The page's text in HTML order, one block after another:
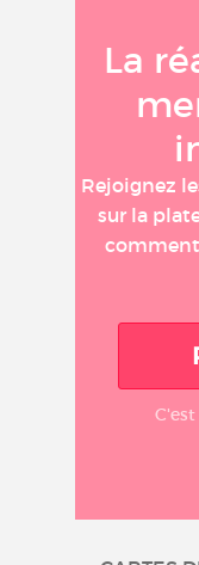
La
Rejoignez
sur la